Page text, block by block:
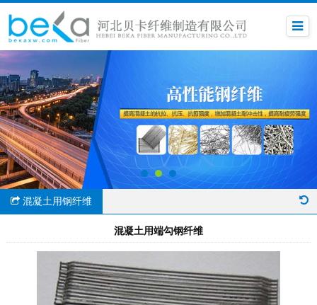
混凝土用钢纤维
混凝土用端勾钢纤维